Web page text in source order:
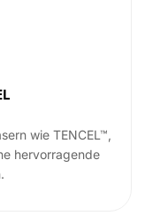
wie TENCEL™,
hervorragende